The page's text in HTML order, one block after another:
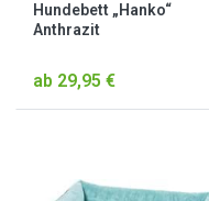
Hundebett „Hanko“
Anthrazit
ab 29,95 €